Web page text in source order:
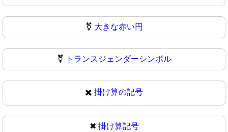
⚧️ 大きな赤い円
⚧ トランスジェンダーシンボル
✖️ 掛け算の記号
✖ 掛け算記号